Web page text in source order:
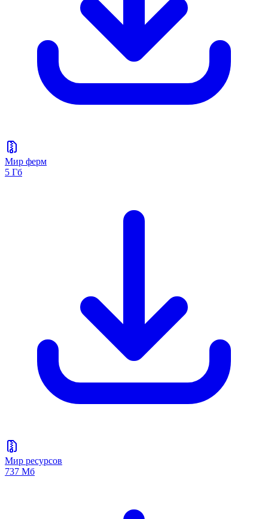
Мир ферм
5 Гб
Мир ресурсов
737 Мб